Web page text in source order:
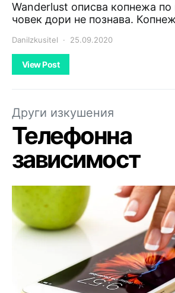
Wanderlust описва копнежа по
човек дори не познава.
DaniIzkusitel 25.09.2020
View Post
Други изкушения
Телефонна
зависимост